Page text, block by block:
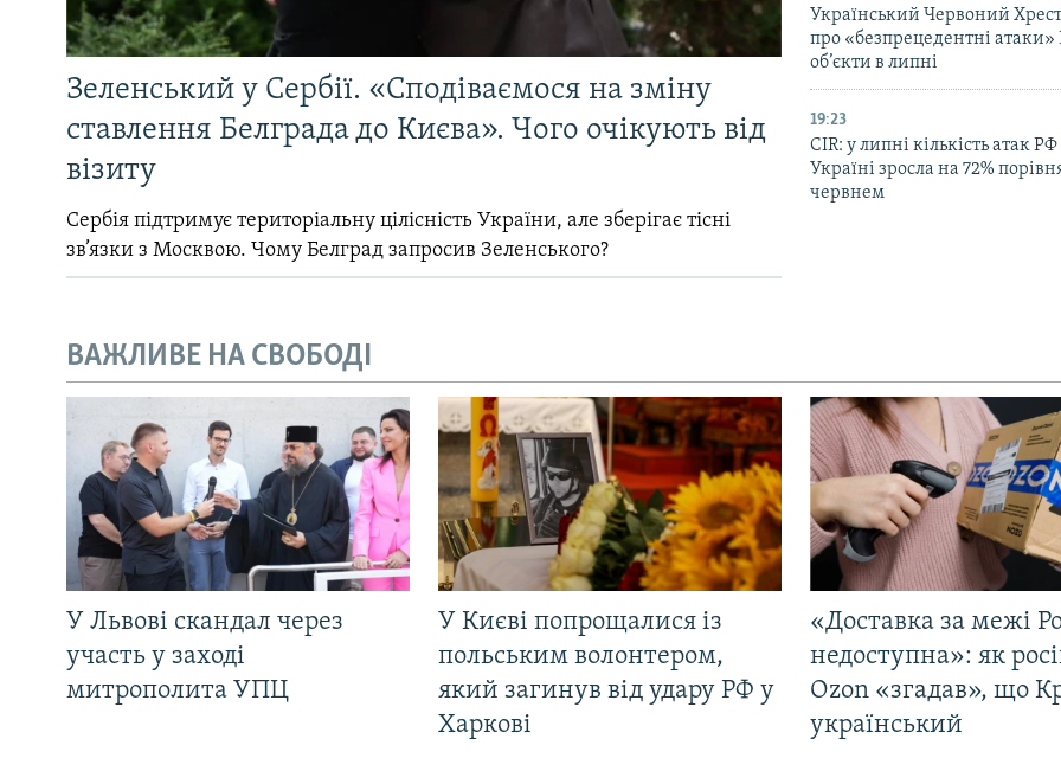
Зеленський у Сербії. «Сподіваємося на зміну
ставлення Белграда до Києва». Чого очікують від
візиту
Сербія підтримує територіальну цілісність України, але зберігає тісні
зв’язки з Москвою. Чому Белград запросив Зеленського?
Український Червоний
про «безпрецедентні атаки»
об’єкти в липні
19:23
CIR: у липні кількість атак
Україні зросла на 72%
червнем
ВАЖЛИВЕ НА СВОБОДІ
У Львові скандал через
участь у заході
митрополита УПЦ
У Києві попрощалися із
польським волонтером,
який загинув від удару РФ у
Харкові
«Доставка за межі
недоступна»: як
Ozon «згадав», що
український